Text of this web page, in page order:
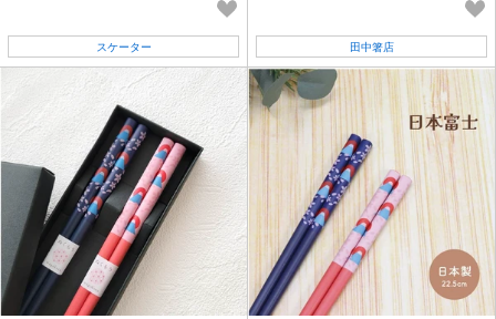
スケーター 田中箸店